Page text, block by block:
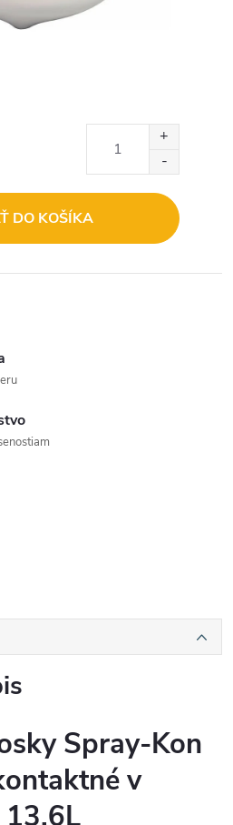
DO KOŠÍKA
Spray-Kon
v